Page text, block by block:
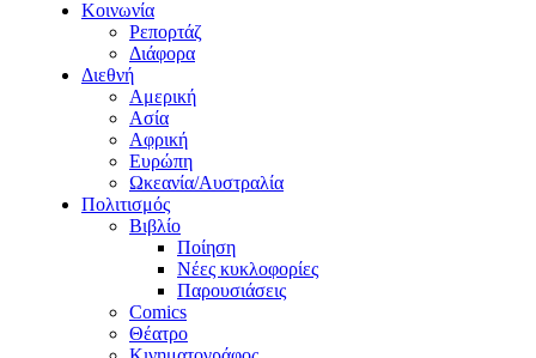
Κοινωνία
Ρεπορτάζ
Διάφορα
Διεθνή
Αμερική
Ασία
Αφρική
Ευρώπη
Ωκεανία/Αυστραλία
Πολιτισμός
Βιβλίο
Ποίηση
Νέες κυκλοφορίες
Παρουσιάσεις
Comics
Θέατρο